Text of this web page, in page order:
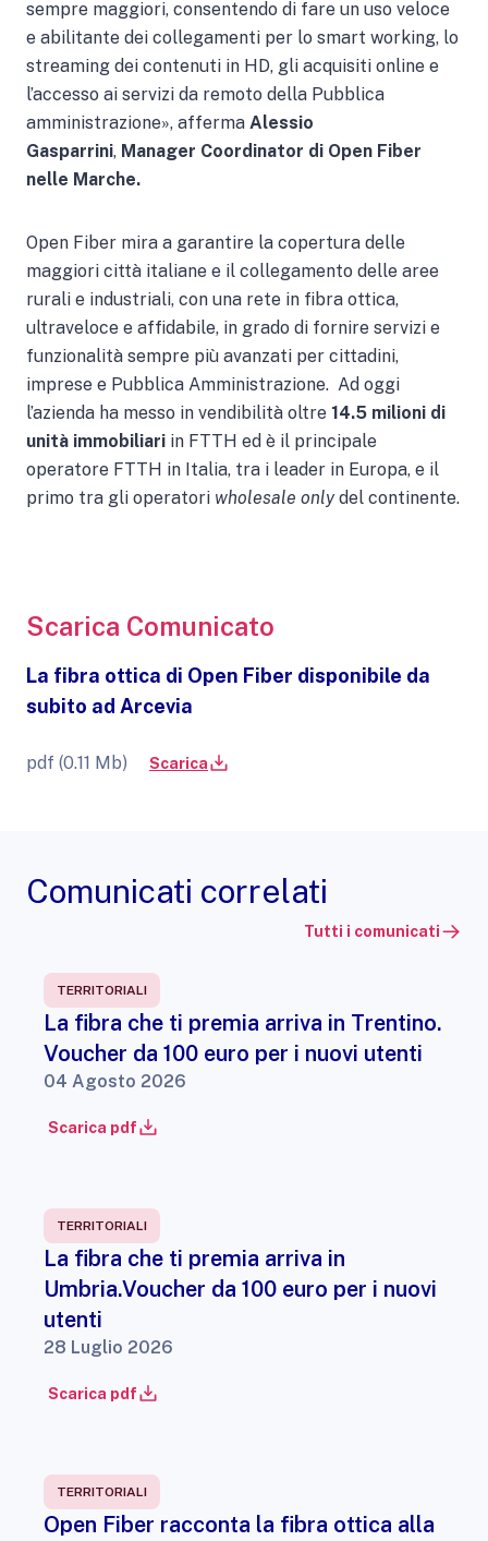
sempre maggiori, consentendo di fare un uso veloce
e abilitante dei collegamenti per lo smart working, lo
streaming dei contenuti in HD, gli acquisiti online e
l’accesso ai servizi da remoto della Pubblica
amministrazione», afferma Alessio
Gasparrini, Manager Coordinator di Open Fiber
nelle Marche.
Open Fiber mira a garantire la copertura delle
maggiori città italiane e il collegamento delle aree
rurali e industriali, con una rete in fibra ottica,
ultraveloce e affidabile, in grado di fornire servizi e
funzionalità sempre più avanzati per cittadini,
imprese e Pubblica Amministrazione. Ad oggi
l’azienda ha messo in vendibilità oltre 14.5 milioni di
unità immobiliari in FTTH ed è il principale
operatore FTTH in Italia, tra i leader in Europa, e il
primo tra gli operatori wholesale onlydel continente.
Scarica Comunicato
La fibra ottica di Open Fiber disponibile da
subito ad Arcevia
pdf (0.11 Mb) Scarica
Comunicati correlati
Tutti i comunicati
TERRITORIALI
La fibra che ti premia arriva in Trentino.
Voucher da 100 euro per i nuovi utenti
04 Agosto 2026
Scarica pdf
TERRITORIALI
La fibra che ti premia arriva in
Umbria.Voucher da 100 euro per i nuovi
utenti
28 Luglio 2026
Scarica pdf
TERRITORIALI
Open Fiber racconta la fibra ottica alla